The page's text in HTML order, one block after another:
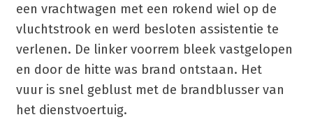
een vrachtwagen met een rokend wiel op de
vluchtstrook en werd besloten assistentie te
verlenen. De linker voorrem bleek vastgelopen
en door de hitte was brand ontstaan. Het
vuur is snel geblust met de brandblusser van
het dienstvoertuig.